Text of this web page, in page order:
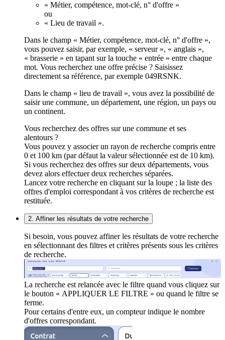
« Métier, compétence, mot-clé, n° d'offre »
ou
« Lieu de travail ».
Dans le champ « Métier, compétence, mot-clé, n° d'offre »,
vous pouvez saisir, par exemple, « serveur », « anglais »,
« brasserie » en tapant sur la touche « entrée » entre chaque
mot. Vous recherchez une offre précise ? Saisissez
directement sa référence, par exemple 049RSNK.
Dans le champ « lieu de travail », vous avez la possibilité de
saisir une commune, un département, une région, un pays ou
un continent.
Vous recherchez des offres sur une commune et ses
alentours ?
Vous pouvez y associer un rayon de recherche compris entre
0 et 100 km (par défaut la valeur sélectionnée est de 10 km).
Si vous recherchez des offres sur deux départements, vous
devez alors effectuer deux recherches séparées.
Lancez votre recherche en cliquant sur la loupe ; la liste des
offres d'emploi correspondant à vos critères de recherche est
restituée.
2. Affiner les résultats de votre recherche
Si besoin, vous pouvez affiner les résultats de votre recherche
en sélectionnant des filtres et critères présents sous les critères
de recherche.
La recherche est relancée avec le filtre quand vous cliquez sur
le bouton « APPLIQUER LE FILTRE » ou quand le filtre se
ferme.
Pour certains d'entre eux, un compteur indique le nombre
d'offres correspondant.